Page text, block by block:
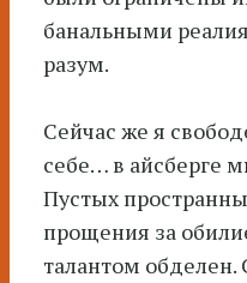
банальными
разум.
Сейчас же я
себе… в айсберге
Пустых
прощения за
талантом обделен.